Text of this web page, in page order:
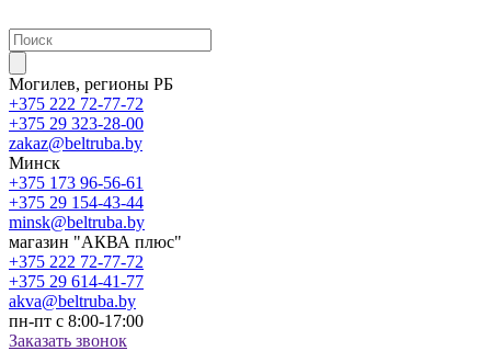
Могилев, регионы РБ
+375 222 72-77-72
+375 29 323-28-00
zakaz@beltruba.by
Минск
+375 173 96-56-61
+375 29 154-43-44
minsk@beltruba.by
магазин "АКВА плюс"
+375 222 72-77-72
+375 29 614-41-77
akva@beltruba.by
пн-пт с 8:00-17:00
Заказать звонок